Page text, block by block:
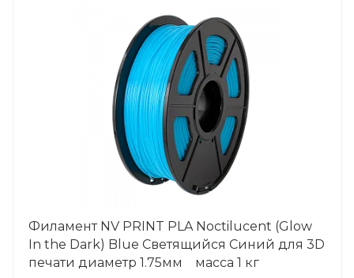
Филамент NV PRINT PLA Noctilucent (Glow
In the Dark) Blue Светящийся Синий для 3D
печати диаметр 1.75мм масса 1 кг